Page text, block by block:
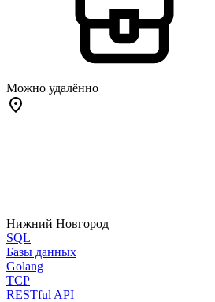
Можно удалённо
Нижний Новгород
SQL
Базы данных
Golang
TCP
RESTful API